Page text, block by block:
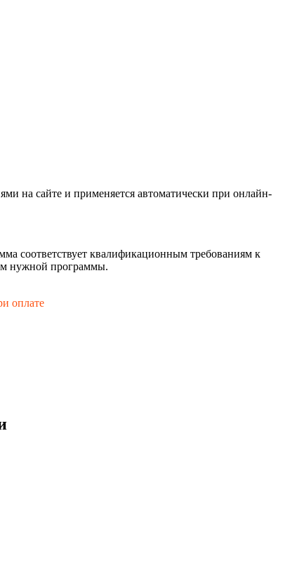
на сайте и применяется автоматически при онлайн-
соответствует квалификационным требованиям к
нужной программы.
оплате